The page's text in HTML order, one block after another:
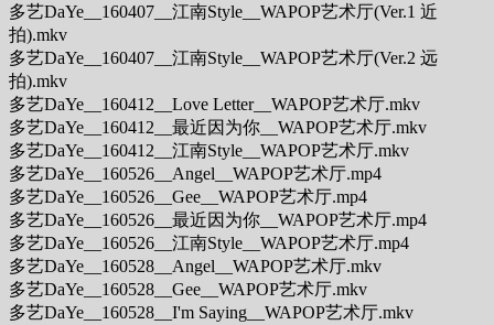
多艺DaYe__160407__江南Style__WAPOP艺术厅(Ver.1 近
拍).mkv
多艺DaYe__160407__江南Style__WAPOP艺术厅(Ver.2 远
拍).mkv
多艺DaYe__160412__Love Letter__WAPOP艺术厅.mkv
多艺DaYe__160412__最近因为你__WAPOP艺术厅.mkv
多艺DaYe__160412__江南Style__WAPOP艺术厅.mkv
多艺DaYe__160526__Angel__WAPOP艺术厅.mp4
多艺DaYe__160526__Gee__WAPOP艺术厅.mp4
多艺DaYe__160526__最近因为你__WAPOP艺术厅.mp4
多艺DaYe__160526__江南Style__WAPOP艺术厅.mp4
多艺DaYe__160528__Angel__WAPOP艺术厅.mkv
多艺DaYe__160528__Gee__WAPOP艺术厅.mkv
多艺DaYe__160528__I'm Saying__WAPOP艺术厅.mkv